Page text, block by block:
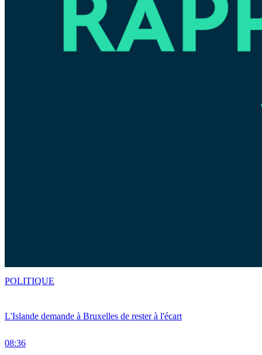
L'Islande demande à Bruxelles de rester à l'écart
08:36
POLITIQUE